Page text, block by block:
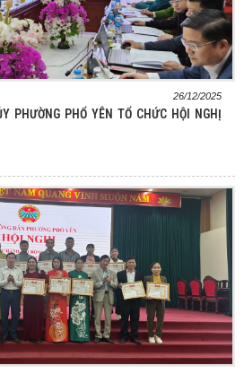
26/12/2025
PHƯỜNG PHỔ YÊN TỔ CHỨC HỘI NGHỊ